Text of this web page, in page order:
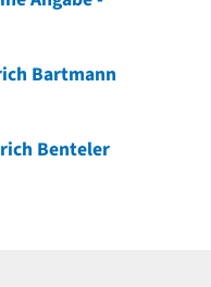
Bartmann
Benteler